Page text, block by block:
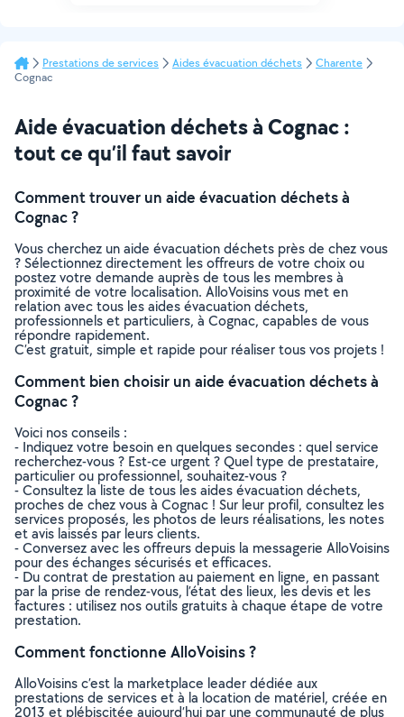
Prestations de services Aides évacuation déchets
Charente
Cognac
Aide évacuation déchets à Cognac :
tout ce qu’il faut savoir
Comment trouver un aide évacuation déchets à
Cognac ?
Vous cherchez un aide évacuation déchets près de chez vous
? Sélectionnez directement les offreurs de votre choix ou
postez votre demande auprès de tous les membres à
proximité de votre localisation. AlloVoisins vous met en
relation avec tous les aides évacuation déchets,
professionnels et particuliers, à Cognac, capables de vous
répondre rapidement.
C’est gratuit, simple et rapide pour réaliser tous vos projets !
Comment bien choisir un aide évacuation déchets à
Cognac ?
Voici nos conseils :
- Indiquez votre besoin en quelques secondes : quel service
recherchez-vous ? Est-ce urgent ? Quel type de prestataire,
particulier ou professionnel, souhaitez-vous ?
- Consultez la liste de tous les aides évacuation déchets,
proches de chez vous à Cognac ! Sur leur profil, consultez les
services proposés, les photos de leurs réalisations, les notes
et avis laissés par leurs clients.
- Conversez avec les offreurs depuis la messagerie AlloVoisins
pour des échanges sécurisés et efficaces.
- Du contrat de prestation au paiement en ligne, en passant
par la prise de rendez-vous, l’état des lieux, les devis et les
factures : utilisez nos outils gratuits à chaque étape de votre
prestation.
Comment fonctionne AlloVoisins ?
AlloVoisins c’est la marketplace leader dédiée aux
prestations de services et à la location de matériel, créée en
2013 et plébiscitée aujourd’hui par une communauté de plus